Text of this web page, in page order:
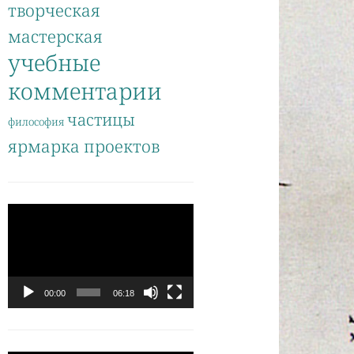
творческая
мастерская
учебные
комментарии
философия частицы
ярмарка проектов
00:00 06:18